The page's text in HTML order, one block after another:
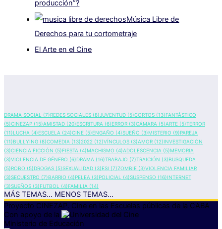
producción”?
Música Libre de
Derechos para tu cortometraje
El Arte en el Cine
DRAMA SOCIAL (7)REDES SOCIALES (8)JUVENTUD (5)CORTOS (13)FANTÁSTICO
(5)CINEZAP (15)AMISTAD (20)ESCRITURA (6)ERROR (3)CÁMARA (5)ARTE (5)TERROR
(11)LUCHA (4)ESCUELA (24)CINE (5)ENGAÑO (4)SUEÑO (3)MISTERIO (9)PAREJA
(11)BULLYING (8)COMEDIA (13)2022 (12)VÍNCULOS (3)AMOR (12)INVESTIGACIÓN
(3)CIENCIA FICCIÓN (5)FIESTA (4)MACHISMO (4)ADOLESCENCIA (5)MEMORIA
(3)VIOLENCIA DE GÉNERO (6)DRAMA (16)TRABAJO (7)TRAICIÓN (3)BUSQUEDA
(5)ROBO (5)DROGAS (5)SEXUALIDAD (3)ESI (7)ZOMBIE (3)VIOLENCIA FAMILIAR
(3)SECUESTRO (7)BARRIO (4)PELEA (3)POLICIAL (4)SUSPENSO (16)INTERNET
(3)SUEÑOS (3)FUTBOL (4)FAMILIA (14)
MÁS TEMAS... MENOS TEMAS...
Proyecto CINEZAP. Cine en las Escuelas públicas de la CABA
Con apoyo de la
Ministerio de Educación